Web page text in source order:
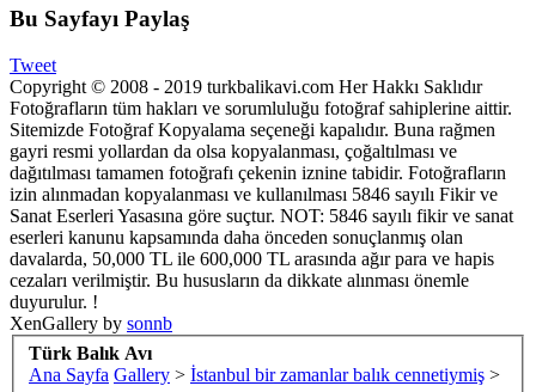
Bu Sayfayı Paylaş
Tweet
Copyright © 2008 - 2019 turkbalikavi.com Her Hakkı Saklıdır
Fotoğrafların tüm hakları ve sorumluluğu fotoğraf sahiplerine aittir.
Sitemizde Fotoğraf Kopyalama seçeneği kapalıdır. Buna rağmen
gayri resmi yollardan da olsa kopyalanması, çoğaltılması ve
dağıtılması tamamen fotoğrafı çekenin iznine tabidir. Fotoğrafların
izin alınmadan kopyalanması ve kullanılması 5846 sayılı Fikir ve
Sanat Eserleri Yasasına göre suçtur. NOT: 5846 sayılı fikir ve sanat
eserleri kanunu kapsamında daha önceden sonuçlanmış olan
davalarda, 50,000 TL ile 600,000 TL arasında ağır para ve hapis
cezaları verilmiştir. Bu hususların da dikkate alınması önemle
duyurulur. !
XenGallery by sonnb
Türk Balık Avı
Ana Sayfa Gallery > İstanbul bir zamanlar balık cennetiymiş >